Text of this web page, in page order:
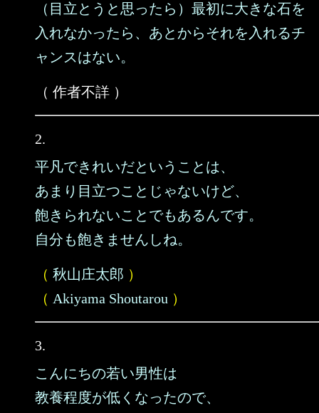
（目立とうと思ったら）最初に大きな石を
入れなかったら、あとからそれを入れるチ
ャンスはない。
（ 作者不詳 ）
2.
平凡できれいだということは、
あまり目立つことじゃないけど、
飽きられないことでもあるんです。
自分も飽きませんしね。
（ 秋山庄太郎 ）
（ Akiyama Shoutarou ）
3.
こんにちの若い男性は
教養程度が低くなったので、